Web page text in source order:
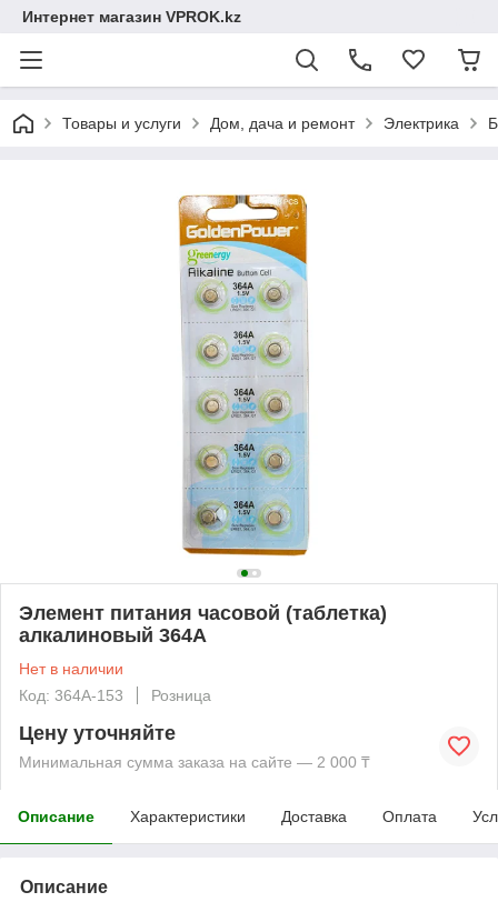
Интернет магазин VPROK.kz
Товары и услуги Дом, дача и ремонт Электрика
Элемент питания часовой (таблетка)
алкалиновый 364A
Нет в наличии
Код: 364A-153
Розница
Цену уточняйте
Минимальная сумма заказа на сайте — 2 000 ₸
Описание Характеристики Доставка Оплата
Описание